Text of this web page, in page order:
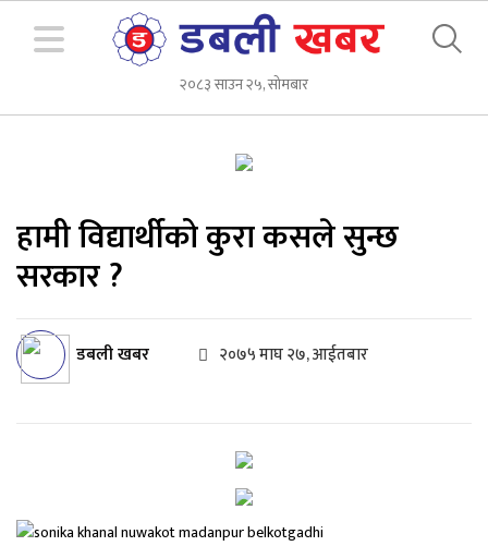
२०८३ साउन २५, सोमबार
हामी विद्यार्थीको कुरा कसले सुन्छ
सरकार ?
डबली खबर २०७५ माघ २७, आईतबार